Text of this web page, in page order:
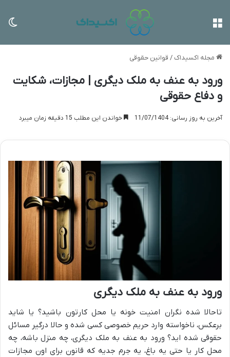
مجله اکسیداک/ قوانین حقوقی
ورود به عنف به ملک دیگری | مجازات، شکایت
و دفاع حقوقی
آخرین به روز رسانی: 11/07/1404 خواندن این مطلب 15 دقیقه زمان میبرد
ورود به عنف به ملک دیگری
تاحالا شده نگران امنیت خونه یا محل کارتون باشید؟ یا شاید
برعکس، ناخواسته وارد حریم خصوصی کسی شده و حالا درگیر مسائل
حقوقی شده اید؟ ورود به عنف به ملک دیگری، چه منزل باشه، چه
محل کار یا حتی یه باغ، یه جرم جدیه که قانون برای اون مجازات